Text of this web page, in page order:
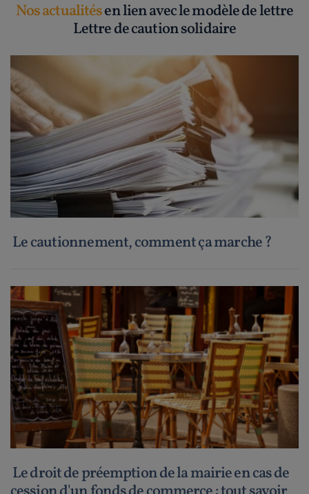
Nos actualitésen lien avec le modèle de lettre
Lettre de caution solidaire
Le cautionnement, comment ça marche ?
Le droit de préemption de la mairie en cas de